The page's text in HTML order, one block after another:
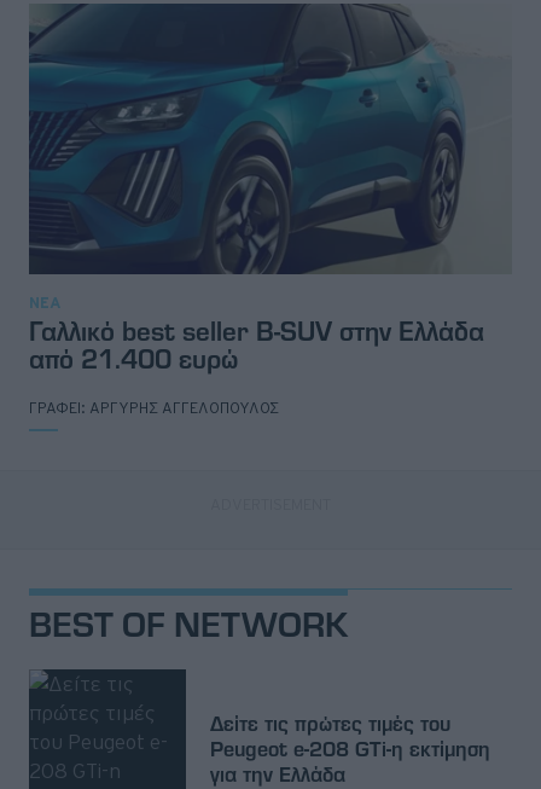
ΝΕΑ
Γαλλικό best seller B-SUV στην Ελλάδα
από 21.400 ευρώ
ΓΡΑΦΕΙ: ΑΡΓΥΡΗΣ ΑΓΓΕΛΟΠΟΥΛΟΣ
BEST OF NETWORK
Δείτε τις πρώτες τιμές του
Peugeot e-208 GTi-η εκτίμηση
για την Ελλάδα